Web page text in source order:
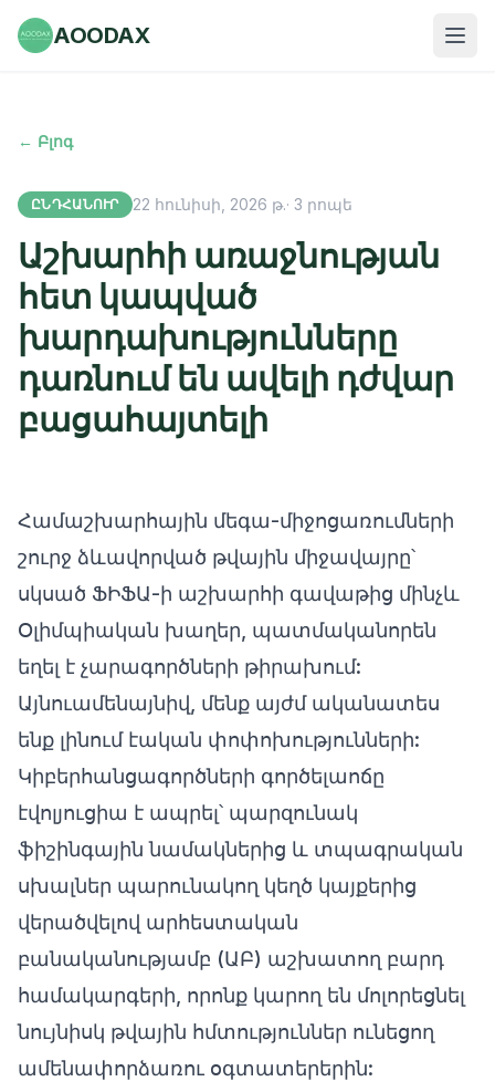
AOODAX
← Բլոգ
ԸՆԴՀԱՆՈՒՐ 22 հունիսի, 2026 թ.· 3 րոպե
Աշխարհի առաջնության
հետ կապված
խարդախությունները
դառնում են ավելի դժվար
բացահայտելի
Համաշխարհային մեգա-միջոցառումների
շուրջ ձևավորված թվային միջավայրը՝
սկսած ՖԻՖԱ-ի աշխարհի գավաթից մինչև
Օլիմպիական խաղեր, պատմականորեն
եղել է չարագործների թիրախում:
Այնուամենայնիվ, մենք այժմ ականատես
ենք լինում էական փոփոխությունների:
Կիբերհանցագործների գործելաոճը
էվոլյուցիա է ապրել՝ պարզունակ
ֆիշինգային նամակներից և տպագրական
սխալներ պարունակող կեղծ կայքերից
վերածվելով արհեստական
բանականությամբ (ԱԲ) աշխատող բարդ
համակարգերի, որոնք կարող են մոլորեցնել
նույնիսկ թվային հմտություններ ունեցող
ամենափորձառու օգտատերերին: